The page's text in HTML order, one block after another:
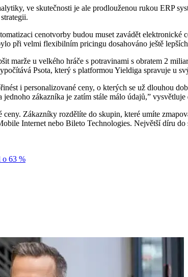
ve skutečnosti je ale prodlouženou rukou ERP
cenotvorby budou muset zavádět
při velmi flexibilním pricingu dosahováno ještě
marže u velkého hráče s potravinami s obratem 2
Psota, který s platformou Yieldiga spravuje u
i personalizované ceny, o kterých se už dlouhou
zákazníka je zatím stále málo údajů,” vysvětluje
Zákazníky rozdělíte do skupin, které umíte
Internet nebo Bileto Technologies. Největší díru do
o 63 %